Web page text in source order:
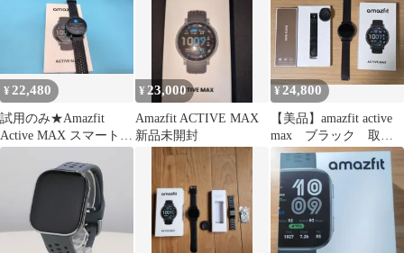
¥ 22,480
試用のみ★Amazfit
Active MAX スマートウ
ォッチ
¥ 23,000
Amazfit ACTIVE MAX
新品未開封
¥ 24,800
【美品】amazfit active
max ブラック 取替
用ステンレスバンド付